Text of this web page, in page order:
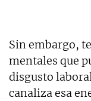
Sin embargo,
mentales que
disgusto
canaliza esa